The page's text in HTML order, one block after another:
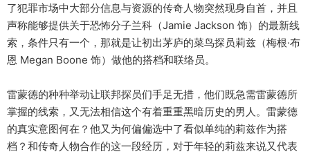
了犯罪市场中大部分信息与资源的传奇人物突然现身自首，并且
声称能够提供关于恐怖分子兰科（Jamie Jackson 饰）的最新线
索，条件只有一个，那就是让初出茅庐的菜鸟探员莉兹（梅根·布
恩 Megan Boone 饰）做他的搭档和联络员。
雷蒙德的种种举动让联邦探员们手足无措，他们既急需雷蒙德所
掌握的线索，又无法相信这个有着重重黑暗历史的男人。雷蒙德
的真实意图何在？他又为何偏偏选中了看似单纯的莉兹作为搭
档？和传奇人物合作的这一段经历，对于年轻的莉兹来说又代表